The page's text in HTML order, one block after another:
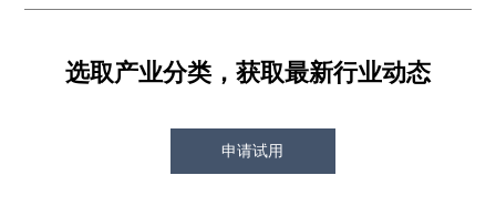
选取产业分类，获取最新行业动态
申请试用